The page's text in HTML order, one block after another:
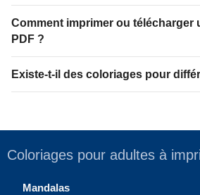
Comment imprimer ou télécharger
PDF ?
Existe-t-il des coloriages pour
Coloriages pour adultes à
Mandalas